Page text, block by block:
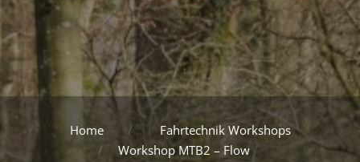
Home
Fahrtechnik Workshops
Workshop MTB2 – Flow